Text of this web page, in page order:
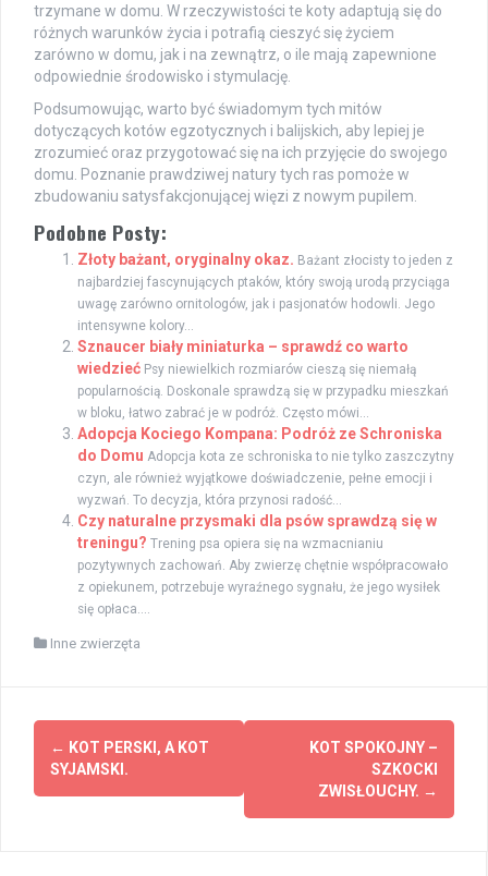
trzymane w domu. W rzeczywistości te koty adaptują się do
różnych warunków życia i potrafią cieszyć się życiem
zarówno w domu, jak i na zewnątrz, o ile mają zapewnione
odpowiednie środowisko i stymulację.
Podsumowując, warto być świadomym tych mitów
dotyczących kotów egzotycznych i balijskich, aby lepiej je
zrozumieć oraz przygotować się na ich przyjęcie do swojego
domu. Poznanie prawdziwej natury tych ras pomoże w
zbudowaniu satysfakcjonującej więzi z nowym pupilem.
Podobne Posty:
Złoty bażant, oryginalny okaz. Bażant złocisty to jeden z
najbardziej fascynujących ptaków, który swoją urodą przyciąga
uwagę zarówno ornitologów, jak i pasjonatów hodowli. Jego
intensywne kolory...
Sznaucer biały miniaturka – sprawdź co warto
wiedzieć Psy niewielkich rozmiarów cieszą się niemałą
popularnością. Doskonale sprawdzą się w przypadku mieszkań
w bloku, łatwo zabrać je w podróż. Często mówi...
Adopcja Kociego Kompana: Podróż ze Schroniska
do Domu Adopcja kota ze schroniska to nie tylko zaszczytny
czyn, ale również wyjątkowe doświadczenie, pełne emocji i
wyzwań. To decyzja, która przynosi radość...
Czy naturalne przysmaki dla psów sprawdzą się w
treningu? Trening psa opiera się na wzmacnianiu
pozytywnych zachowań. Aby zwierzę chętnie współpracowało
z opiekunem, potrzebuje wyraźnego sygnału, że jego wysiłek
się opłaca....
Inne zwierzęta
Zobacz
wpisy
← KOT PERSKI, A KOT
SYJAMSKI.
KOT SPOKOJNY –
SZKOCKI
ZWISŁOUCHY. →